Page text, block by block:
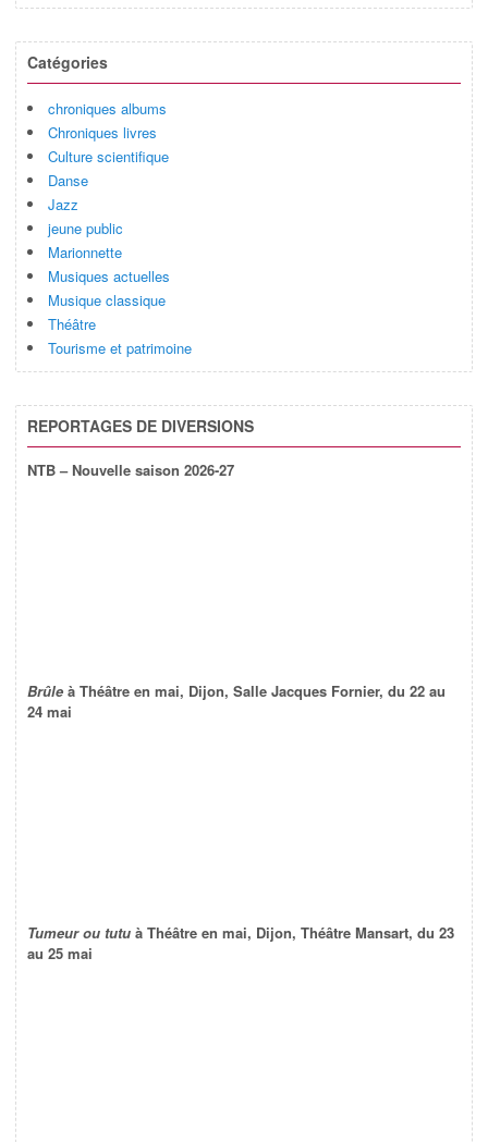
Catégories
chroniques albums
Chroniques livres
Culture scientifique
Danse
Jazz
jeune public
Marionnette
Musiques actuelles
Musique classique
Théâtre
Tourisme et patrimoine
REPORTAGES DE DIVERSIONS
NTB – Nouvelle saison 2026-27
Brûle à Théâtre en mai, Dijon, Salle Jacques Fornier, du 22 au
24 mai
Tumeur ou tutu à Théâtre en mai, Dijon, Théâtre Mansart, du 23
au 25 mai